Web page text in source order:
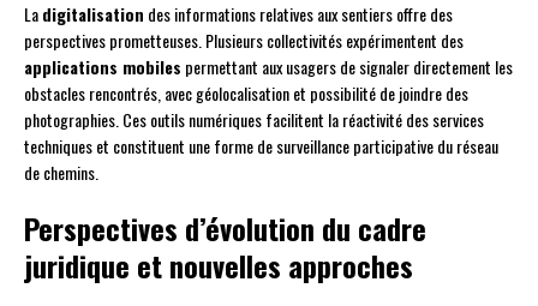
Ladigitalisation des informations relatives aux sentiers offre des
perspectives prometteuses. Plusieurs collectivités expérimentent des
applications mobiles permettant aux usagers de signaler directement les
obstacles rencontrés, avec géolocalisation et possibilité de joindre des
photographies. Ces outils numériques facilitent la réactivité des services
techniques et constituent une forme de surveillance participative du réseau
de chemins.
Perspectives d’évolution du cadre
juridique et nouvelles approches